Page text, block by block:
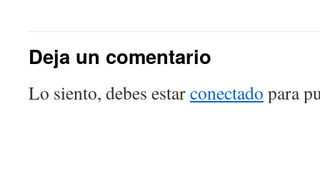
Deja un comentario
Lo siento, debes estarconectado para